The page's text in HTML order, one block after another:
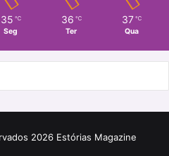
35 ℃
Seg
36 ℃
Ter
37 ℃
Qua
2026 Estórias Magazine